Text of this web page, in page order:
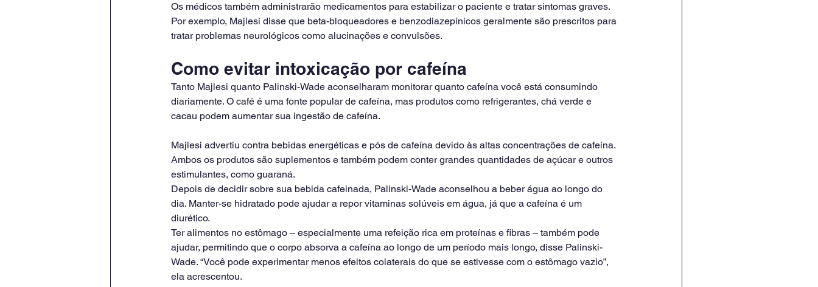
Os médicos também administrarão medicamentos para estabilizar o paciente e tratar sintomas graves.
Por exemplo, Majlesi disse que beta-bloqueadores e benzodiazepínicos geralmente são prescritos para
tratar problemas neurológicos como alucinações e convulsões.
Como evitar intoxicação por cafeína
Tanto Majlesi quanto Palinski-Wade aconselharam monitorar quanto cafeína você está consumindo
diariamente. O café é uma fonte popular de cafeína, mas produtos como refrigerantes, chá verde e
cacau podem aumentar sua ingestão de cafeína.
Majlesi advertiu contra bebidas energéticas e pós de cafeína devido às altas concentrações de cafeína.
Ambos os produtos são suplementos e também podem conter grandes quantidades de açúcar e outros
estimulantes, como guaraná.
Depois de decidir sobre sua bebida cafeinada, Palinski-Wade aconselhou a beber água ao longo do
dia. Manter-se hidratado pode ajudar a repor vitaminas solúveis em água, já que a cafeína é um
diurético.
Ter alimentos no estômago – especialmente uma refeição rica em proteínas e fibras – também pode
ajudar, permitindo que o corpo absorva a cafeína ao longo de um período mais longo, disse Palinski-
Wade. “Você pode experimentar menos efeitos colaterais do que se estivesse com o estômago vazio”,
ela acrescentou.